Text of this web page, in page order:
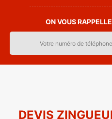
ON VOUS
DEVIS